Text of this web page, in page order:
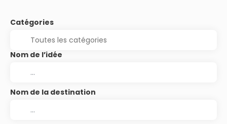
Catégories
Nom de l’idée
Nom de la destination